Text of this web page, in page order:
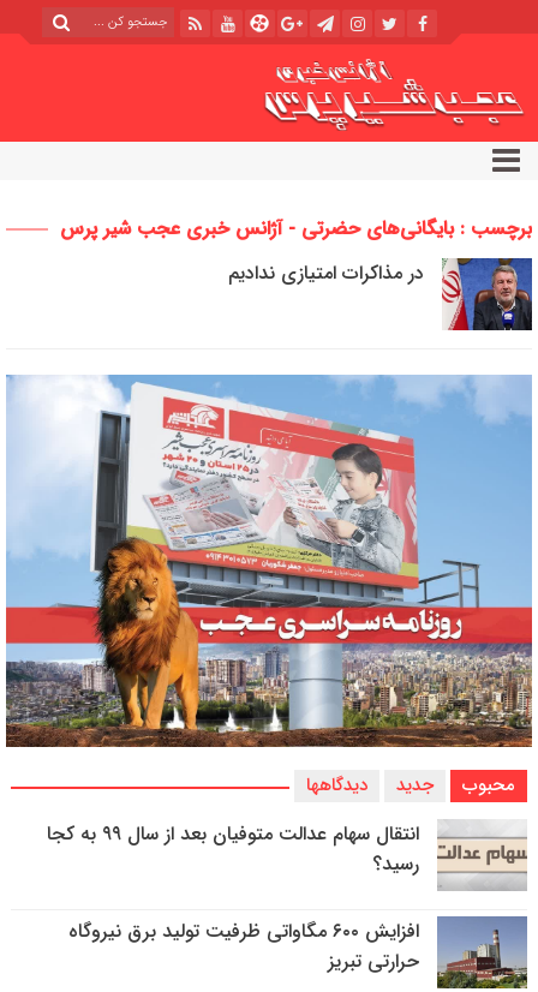
برچسب : بایگانی‌های حضرتی - آژانس خبری عجب شیر پرس
در مذاکرات امتیازی ندادیم
محبوب جدید دیدگاهها
انتقال سهام عدالت متوفیان بعد از سال ۹۹ به کجا
رسید؟
افزایش ۶۰۰ مگاواتی ظرفیت تولید برق نیروگاه
حرارتی تبریز